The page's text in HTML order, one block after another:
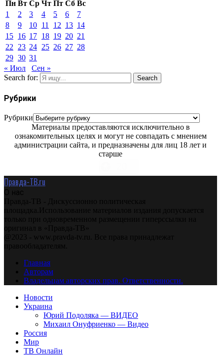
Пн Вт Ср Чт Пт Сб Вс
1
2 3 4 5 6
7
8
9 10 11 12 13 14
15 16 17 18 19 20 21
22
23 24 25 26 27 28
29 30 31
« Июл
Сен »
Search for:
Search
Рубрики
Рубрики
Материалы предоставляются исключительно в
ознакомительных целях и могут не совпадать с мнением
администрации сайта, и предназначены для лиц 18 лет и
старше
Правда-ТВ.ru
О нас
Правда-ТВ - Дискуссионно политическая
площадка.Использование материалов издания допускается
только при одновременном размещении гиперссылки на
оригинал в «Правда-ТВ»
@2023 - www.pravda-tv.ru. Все права принадлежат
правообладателям.
Главная
Авторам
Владельцам авторских прав. Ответственности.
Новости
Украина
Юрий Подоляка — ВИДЕО
Михаил Онуфриенко — Видео
Россия
Мир
ТВ Онлайн